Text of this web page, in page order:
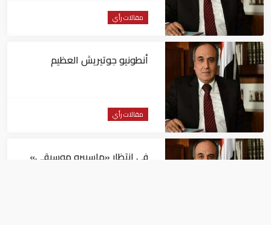
مقالات رأي
أنطونيو جوتيريش العظيم
مقالات رأي
فى انتظار «ماسبيرو موسيقى»